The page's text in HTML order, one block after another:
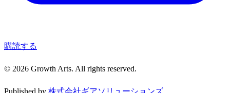
購読する
© 2026 Growth Arts. All rights reserved.
Published by 株式会社ギアソリューションズ